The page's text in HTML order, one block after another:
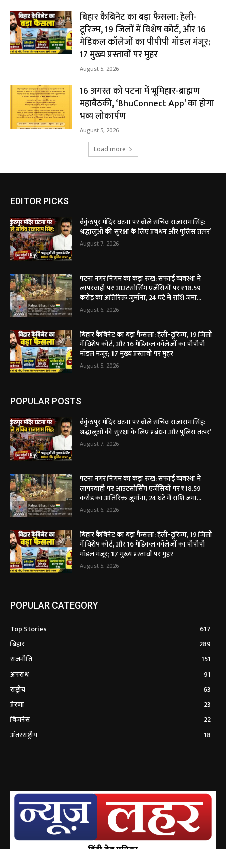
बिहार कैबिनेट का बड़ा फैसला: हेली-
टूरिज्म, 19 जिलों में विशेष कोर्ट, और 16
मेडिकल कॉलेजों का पीपीपी मॉडल मंजूर;
17 मुख्य प्रस्तावों पर मुहर
August 5, 2026
16 अगस्त को पटना में भूमिहार-ब्राह्मण
महाबैठकी, ‘BhuConnect App’ का होगा
भव्य लोकार्पण
August 5, 2026
Load more
EDITOR PICKS
बैकुंठपुर मंदिर घटना पर बोले सचिव राजाराम सिंह:
श्रद्धालुओं की सुरक्षा के लिए प्रबंधन और पुलिस तत्पर’
August 7, 2026
पटना नगर निगम का कड़ा रुख: सफाई व्यवस्था में
लापरवाही पर आउटसोर्सिंग एजेंसियों पर ₹18.59
करोड़ का अतिरिक्त जुर्माना, 24 घंटे में राशि जमा...
August 6, 2026
बिहार कैबिनेट का बड़ा फैसला: हेली-टूरिज्म, 19 जिलों
में विशेष कोर्ट, और 16 मेडिकल कॉलेजों का पीपीपी
मॉडल मंजूर; 17 मुख्य प्रस्तावों पर मुहर
August 5, 2026
POPULAR POSTS
बैकुंठपुर मंदिर घटना पर बोले सचिव राजाराम सिंह:
श्रद्धालुओं की सुरक्षा के लिए प्रबंधन और पुलिस तत्पर’
August 7, 2026
पटना नगर निगम का कड़ा रुख: सफाई व्यवस्था में
लापरवाही पर आउटसोर्सिंग एजेंसियों पर ₹18.59
करोड़ का अतिरिक्त जुर्माना, 24 घंटे में राशि जमा...
August 6, 2026
बिहार कैबिनेट का बड़ा फैसला: हेली-टूरिज्म, 19 जिलों
में विशेष कोर्ट, और 16 मेडिकल कॉलेजों का पीपीपी
मॉडल मंजूर; 17 मुख्य प्रस्तावों पर मुहर
August 5, 2026
POPULAR CATEGORY
Top Stories
617
बिहार
289
राजनीति
151
अपराध
91
राष्ट्रीय
63
प्रेरणा
23
बिजनेस
22
अंतरराष्ट्रीय
18